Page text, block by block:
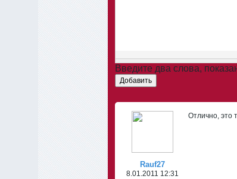
Введите два слова,
Добавить
Rauf27
8.01.2011 12:31
Отлично, это